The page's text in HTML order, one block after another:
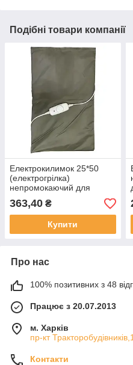
Подібні товари компанії
Електрокилимок 25*50
(електрогрілка)
непромокаючий для
тварин, автоматичне
регулювання
363,40 ₴
Купити
Про нас
100% позитивних з 48
Працює з 20.07.2013
м. Харків
пр-кт
Контакти